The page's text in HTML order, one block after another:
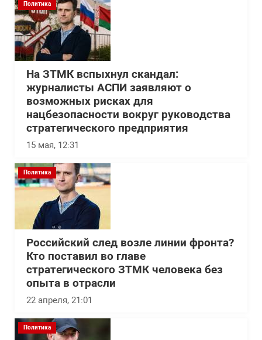
Политика
На ЗТМК вспыхнул скандал:
журналисты АСПИ заявляют о
возможных рисках для
нацбезопасности вокруг руководства
стратегического предприятия
15 мая, 12:31
Политика
Российский след возле линии фронта?
Кто поставил во главе
стратегического ЗТМК человека без
опыта в отрасли
22 апреля, 21:01
Политика